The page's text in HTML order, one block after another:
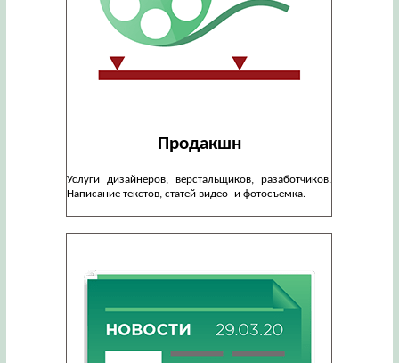
Продакшн
Услуги дизайнеров, верстальщиков, разаботчиков.
Написание текстов, статей видео- и фотосъемка.